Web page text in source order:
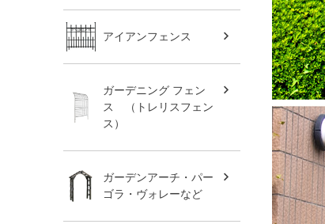
アイアンフェンス
ガーデニング フェン
ス （トレリスフェン
ス）
ガーデンアーチ・パー
ゴラ・ヴォレーなど